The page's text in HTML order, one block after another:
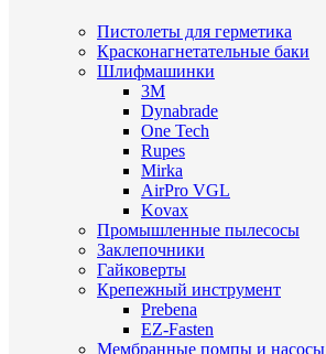
Пистолеты для герметика
Красконагнетательные баки
Шлифмашинки
3M
Dynabrade
One Tech
Rupes
Mirka
AirPro VGL
Kovax
Промышленные пылесосы
Заклепочники
Гайковерты
Крепежный инструмент
Prebena
EZ-Fasten
Мембранные помпы и насосы